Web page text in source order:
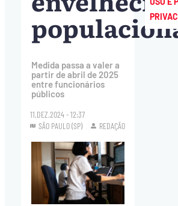
Medida passa a valer a
partir de abril de 2025
entre funcionários
públicos
11.DEZ.2024 - 12:37
SÃO PAULO (SP)
REDAÇÃO